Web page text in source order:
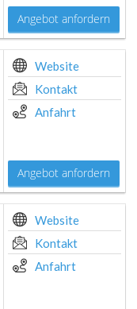
Angebot anfordern
Website
Kontakt
Anfahrt
Angebot anfordern
Website
Kontakt
Anfahrt